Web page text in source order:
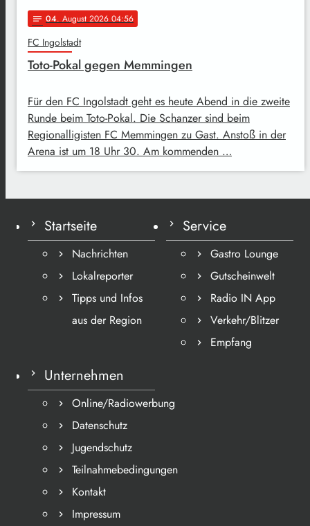
notes 04. August 2026 04:56
FC Ingolstadt
Toto-Pokal gegen Memmingen
Für den FC Ingolstadt geht es heute Abend in die zweite
Runde beim Toto-Pokal. Die Schanzer sind beim
Regionalligisten FC Memmingen zu Gast. Anstoß in der
Arena ist um 18 Uhr 30. Am kommenden …
Startseite
Nachrichten
Lokalreporter
Tipps und Infos
aus der Region
Service
Gastro Lounge
Gutscheinwelt
Radio IN App
Verkehr/Blitzer
Empfang
Unternehmen
Online/Radiowerbung
Datenschutz
Jugendschutz
Teilnahmebedingungen
Kontakt
Impressum